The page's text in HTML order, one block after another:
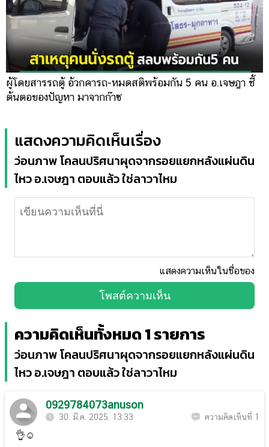
ผู้โดยสารรถตู้ อ้วกคารถ-หมดสติพร้อมกัน 5 คน อ.เจษฎา ชี้
ต้นตอของปัญหา มาจากก๊าซ
แสดงความคิดเห็นเรื่อง
ว่อนภาพ โคลนปริศนาผุดจากรอยแยกหลังแผ่นดิน
ไหว อ.เจษฎา ตอบแล้ว ใช่ลาวาไหม
แสดงความเห็นในชื่อของ
โพสต์ความเห็น
ความคิดเห็นทั้งหมด 1 รายการ
ว่อนภาพ โคลนปริศนาผุดจากรอยแยกหลังแผ่นดิน
ไหว อ.เจษฎา ตอบแล้ว ใช่ลาวาไหม
0929784073anuson
30. มี.ค. 2025. 13:33 ความคิดเห็นที่ 1
👌☺